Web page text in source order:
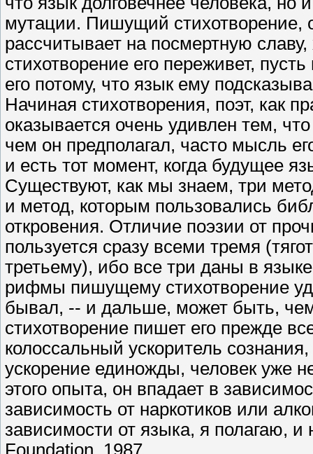
мутации. Пишущий стихотворение,
рассчитывает на посмертную
стихотворение его переживет,
его потому, что язык ему
Начиная стихотворения, поэт, как
оказывается очень удивлен тем,
чем он предполагал, часто мысль
и есть тот момент, когда будущее
Существуют, как мы знаем, три
и метод, которым пользовались
откровения. Отличие поэзии от
пользуется сразу всеми тремя
третьему), ибо все три даны в
рифмы пишущему стихотворение
бывал, -- и дальше, может быть,
стихотворение пишет его прежде
колоссальный ускоритель
ускорение единожды, человек уже
этого опыта, он впадает в
зависимость от наркотиков или
зависимости от языка, я полагаю,
Foundation. 1987.